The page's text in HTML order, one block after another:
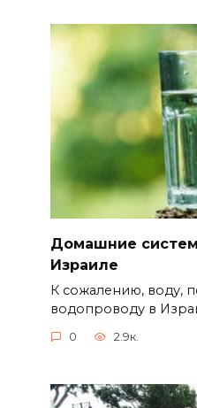
Домашние
Израиле
К сожалению, воду,
водопроводу в
0 2.9к.